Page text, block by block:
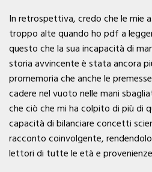
In retrospettiva, credo che le mie
troppo alte quando ho pdf a
questo che la sua incapacità di
storia avvincente è stata ancora
promemoria che anche le
cadere nel vuoto nelle mani
che ciò che mi ha colpito di più di
capacità di bilanciare concetti
racconto coinvolgente,
lettori di tutte le età e